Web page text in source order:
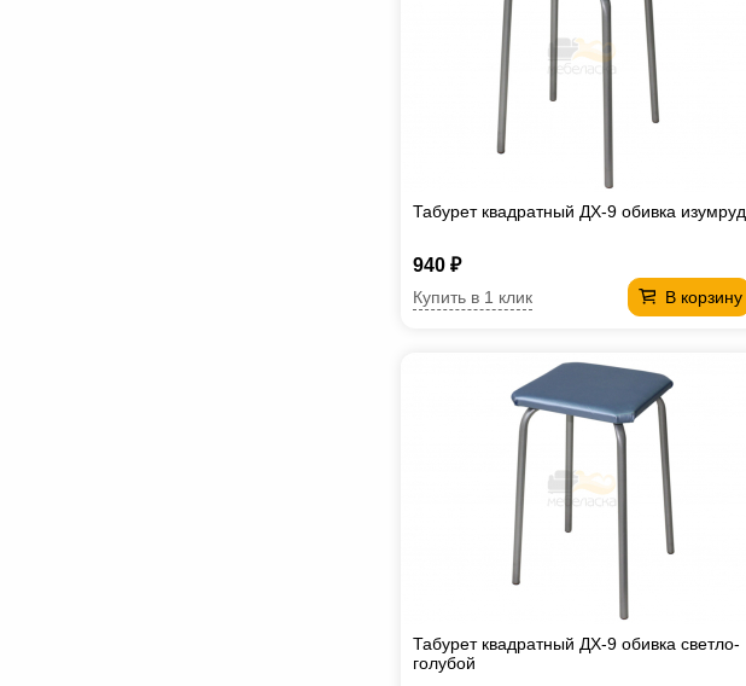
Табурет квадратный ДХ-9 обивка изумруд
940 ₽
В корзину
Купить в 1 клик
Табурет квадратный ДХ-9 обивка светло-
голубой